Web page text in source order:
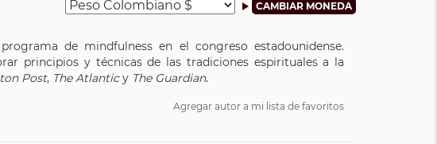
de mindfulness en el congreso estadounidense.
principios y técnicas de las tradiciones espirituales a la
Post, The Atlanticy The Guardian.
Agregar autor a mi lista de favoritos